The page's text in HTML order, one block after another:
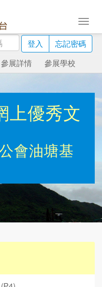
登入
忘記密碼
參展詳情 參展學校
優秀文
會油塘基